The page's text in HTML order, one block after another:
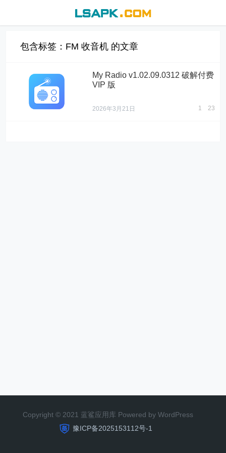
包含标签：FM 收音机 的文章
My Radio v1.02.09.0312 破解付费
VIP 版
2026年3月21日 1 23
Copyright © 2021 蓝鲨应用库 Powered by WordPress
豫ICP备2025153112号-1